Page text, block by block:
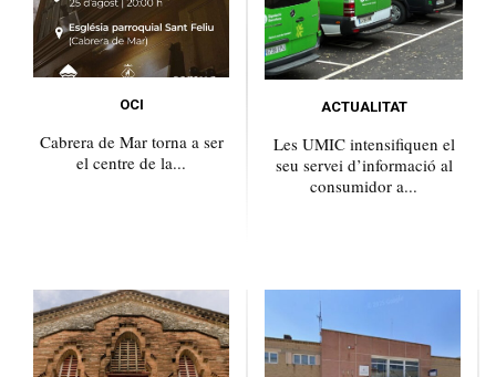
OCI
Cabrera de Mar torna a ser
el centre de la...
ACTUALITAT
Les UMIC intensifiquen el
seu servei d’informació al
consumidor a...